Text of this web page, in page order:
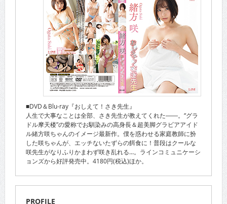
■DVD＆Blu-ray『おしえて！さき先生』
人生で大事なことは全部、さき先生が教えてくれた――。“グラ
ドル摩天楼”の愛称でお馴染みの高身長＆超美脚グラビアアイド
ル緒方咲ちゃんのイメージ最新作。僕を惑わせる家庭教師に扮
した咲ちゃんが、エッチないたずらの餌食に！普段はクールな
咲先生がなりふりかまわず咲き乱れる…。ラインコミュニケーシ
ョンズから好評発売中。4180円(税込)ほか。
PROFILE